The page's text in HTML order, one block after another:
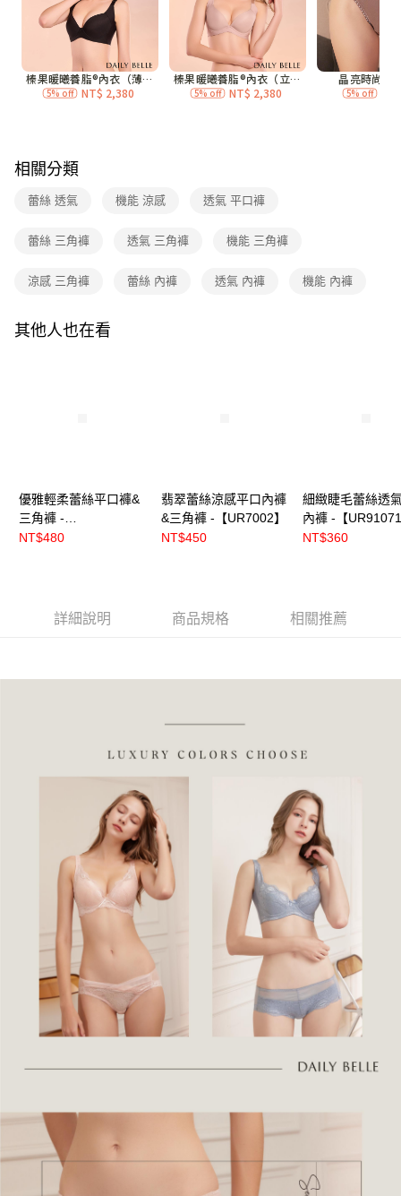
付款後7-11取貨
每筆NT$70，滿NT$3,000(含以上)免運費
宅配
每筆NT$120，滿NT$3,000(含以上)免運費
海外
相關分類
蕾絲 透氣 機能 涼感 透氣 平口褲
蕾絲 三角褲 透氣 三角褲 機能 三角褲
涼感 三角褲 蕾絲 內褲 透氣 內褲 機能 內褲
其他人也在看
優雅輕柔蕾絲平口褲&
三角褲 -
【UR8602】、
NT$480
翡翠蕾絲涼感平口內褲
&三角褲 -【UR7002】
NT$450
細緻睫毛蕾絲透
內褲 -【
NT$360
詳細說明 商品規格 相關推薦